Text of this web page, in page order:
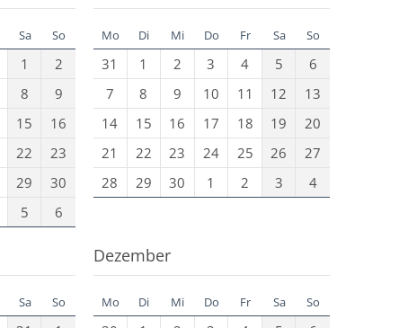
Sa So
1
2
8
9
15
16
22
23
29
30
5 6
Mo Di Mi Do Fr Sa So
31 1 2 3 4 5
6
7
8 9 10 11 12
13
14
15 16 17 18 19
20
21
22 23 24 25 26
27
28
29 30 1 2 3 4
Sa So
Dezember
Mo Di Mi Do Fr Sa So